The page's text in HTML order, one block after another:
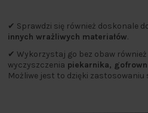
✔ Sprawdzi się również doskonale
innych wrażliwych materiałów.
✔ Wykorzystaj go bez obaw również
wyczyszczenia piekarnika,
Możliwe jest to dzięki